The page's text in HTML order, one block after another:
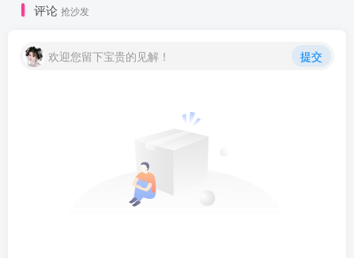
评论 抢沙发
欢迎您留下宝贵的见解！ 提交